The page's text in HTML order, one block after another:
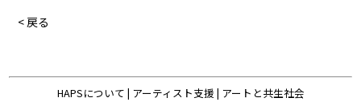
< 戻る
HAPSについて | アーティスト支援 | アートと共生社会